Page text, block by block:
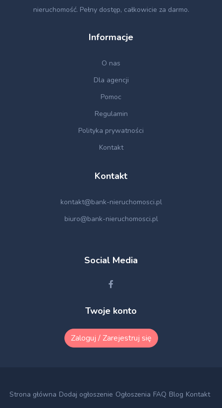
nieruchomość. Pełny dostęp, całkowicie za darmo.
Informacje
O nas
Dla agencji
Pomoc
Regulamin
Polityka prywatności
Kontakt
Kontakt
kontakt@bank-nieruchomosci.pl
biuro@bank-nieruchomosci.pl
Social Media
Twoje konto
Zaloguj / Zarejestruj się
Strona główna Dodaj ogłoszenie Ogłoszenia FAQ Blog Kontakt